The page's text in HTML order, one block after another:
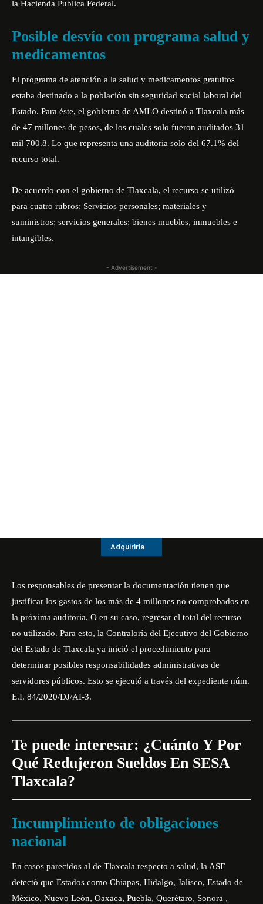
la Hacienda Publica Federal.
Posible desvío con programa salud y
medicamentos
El programa de atención a la salud y medicamentos gratuitos
estaba destinado a la población sin seguridad social laboral del
Estado. Para éste, el gobierno de AMLO destinó a Tlaxcala más
de 47 millones de pesos, de los cuales solo fueron auditados 31
mil 700.8. Lo que representa una auditoria solo del 67.1% del
recurso total.
De acuerdo con el gobierno de Tlaxcala, el recurso se utilizó
para cuatro rubros: Servicios personales; materiales y
suministros; servicios generales; bienes muebles, inmuebles e
intangibles.
- Advertisement -
Adquirirla
Los responsables de presentar la documentación tienen que
justificar los gastos de los más de 4 millones no comprobados en
la próxima auditoria. O en su caso, regresar el total del recurso
no utilizado. Para esto, la Contraloría del Ejecutivo del Gobierno
del Estado de Tlaxcala ya inició el procedimiento para
determinar posibles responsabilidades administrativas de
servidores públicos. Esto se ejecutó a través del expediente núm.
E.I. 84/2020/DJ/AI-3.
Te puede interesar: ¿Cuánto Y Por
Qué Redujeron Sueldos En SESA
Tlaxcala?
Incumplimiento de obligaciones
nacional
En casos parecidos al de Tlaxcala respecto a salud, la ASF
detectó que Estados como Chiapas, Hidalgo, Jalisco, Estado de
México, Nuevo León, Oaxaca, Puebla, Querétaro, Sonora ,